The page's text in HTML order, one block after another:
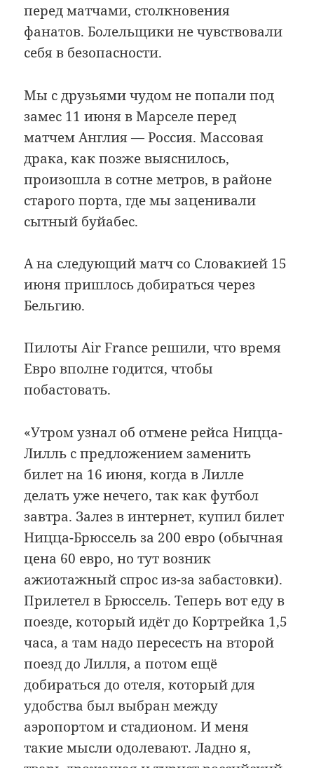
перед матчами, столкновения
фанатов. Болельщики не чувствовали
себя в безопасности.
Мы с друзьями чудом не попали под
замес 11 июня в Марселе перед
матчем Англия — Россия. Массовая
драка, как позже выяснилось,
произошла в сотне метров, в районе
старого порта, где мы заценивали
сытный буйабес.
А на следующий матч со Словакией 15
июня пришлось добираться через
Бельгию.
Пилоты Air France решили, что время
Евро вполне годится, чтобы
побастовать.
«Утром узнал об отмене рейса Ницца-
Лилль с предложением заменить
билет на 16 июня, когда в Лилле
делать уже нечего, так как футбол
завтра. Залез в интернет, купил билет
Ницца-Брюссель за 200 евро (обычная
цена 60 евро, но тут возник
ажиотажный спрос из-за забастовки).
Прилетел в Брюссель. Теперь вот еду в
поезде, который идёт до Кортрейка 1,5
часа, а там надо пересесть на второй
поезд до Лилля, а потом ещё
добираться до отеля, который для
удобства был выбран между
аэропортом и стадионом. И меня
такие мысли одолевают. Ладно я,